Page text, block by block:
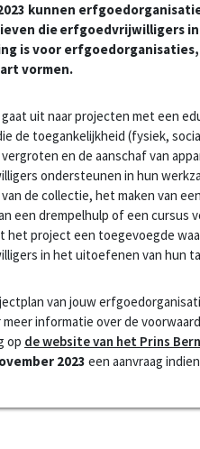
kunnen
die erfgoedvrijwilligers
is voor
vormen.
uit naar projecten met een
de toegankelijkheid (fysiek,
en de aanschaf van
ondersteunen in hun
de collectie, het maken van
een drempelhulp of een cursus
het project een toegevoegde
in het uitoefenen van hun
van jouw
meer informatie over de
op de website van het Prins
2023 een aanvraag